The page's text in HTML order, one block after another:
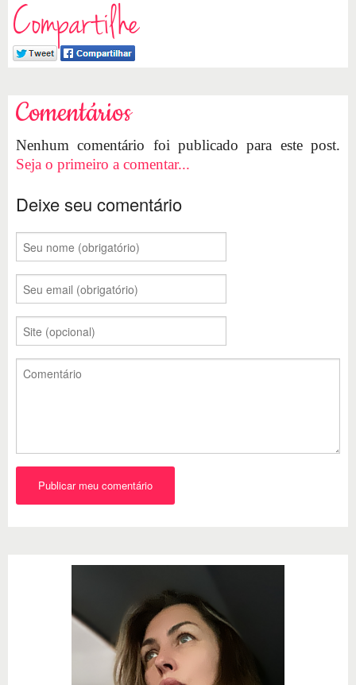
Compartilhe
Comentários
Nenhum comentário foi publicado para este post.
Seja o primeiro a comentar...
Deixe seu comentário